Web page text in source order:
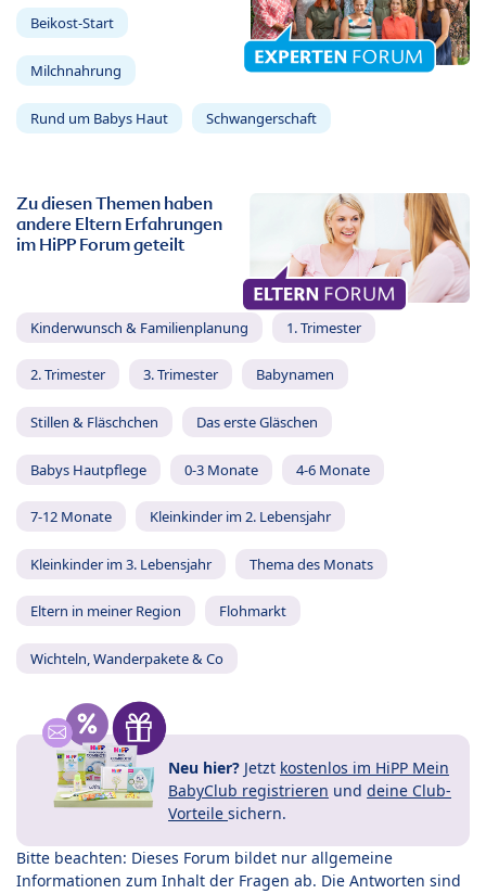
Beikost-Start
Milchnahrung
Rund um Babys Haut Schwangerschaft
Zu diesen Themen haben
andere Eltern Erfahrungen
im HiPP Forum geteilt
Kinderwunsch & Familienplanung 1. Trimester
2. Trimester 3. Trimester Babynamen
Stillen & Fläschchen Das erste Gläschen
Babys Hautpflege 0-3 Monate 4-6 Monate
7-12 Monate Kleinkinder im 2. Lebensjahr
Kleinkinder im 3. Lebensjahr Thema des Monats
Eltern in meiner Region Flohmarkt
Wichteln, Wanderpakete & Co
Neu hier? Jetzt kostenlos im HiPP Mein
BabyClub registrieren und deine Club-
Vorteile sichern.
Bitte beachten: Dieses Forum bildet nur allgemeine
Informationen zum Inhalt der Fragen ab. Die Antworten sind